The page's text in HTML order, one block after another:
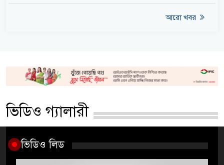
আরো খবর
ভিডিও গ্যালারী
ভিডিও লিড